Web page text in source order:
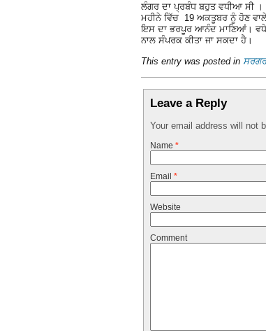
ਲੰਗਰ ਦਾ ਪ੍ਰਬੰਧ ਬਹੁਤ ਵਧੀਆ ਸੀ ।
ਮਹੀਨੇ ਵਿੱਚ 19 ਅਕਤੂਬਰ ਨੂੰ ਹੋਣ
ਇਸ ਦਾ ਭਰਪੂਰ ਆਨੰਦ ਮਾਣਿਆਂ।
ਨਾਲ ਸੰਪਰਕ ਕੀਤਾ ਜਾ ਸਕਦਾ ਹੈ।
This entry was posted in
Leave a Reply
Your email address will not
Name *
Email *
Website
Comment